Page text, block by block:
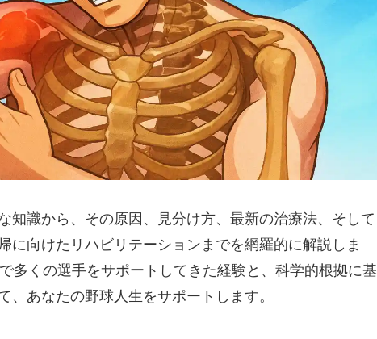
知識から、その原因、見分け方、最新の治療法、そして
に向けたリハビリテーションまでを網羅的に解説しま
多くの選手をサポートしてきた経験と、科学的根拠に基
あなたの野球人生をサポートします。